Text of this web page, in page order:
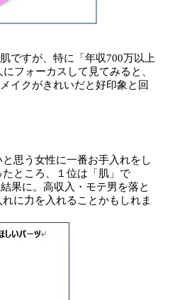
ですが、特に「年収700万以上
フォーカスして見てみると、
イクがきれいだと好印象と回
思う女性に一番お手入れをし
ところ、１位は「肌」で
果に。高収入・モテ男を落と
に力を入れることかもしれま